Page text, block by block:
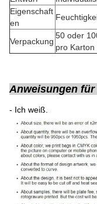
Eigenschaft
en
Verpackung
50 oder
pro Karton
Anweisungen
- Ich weiß.